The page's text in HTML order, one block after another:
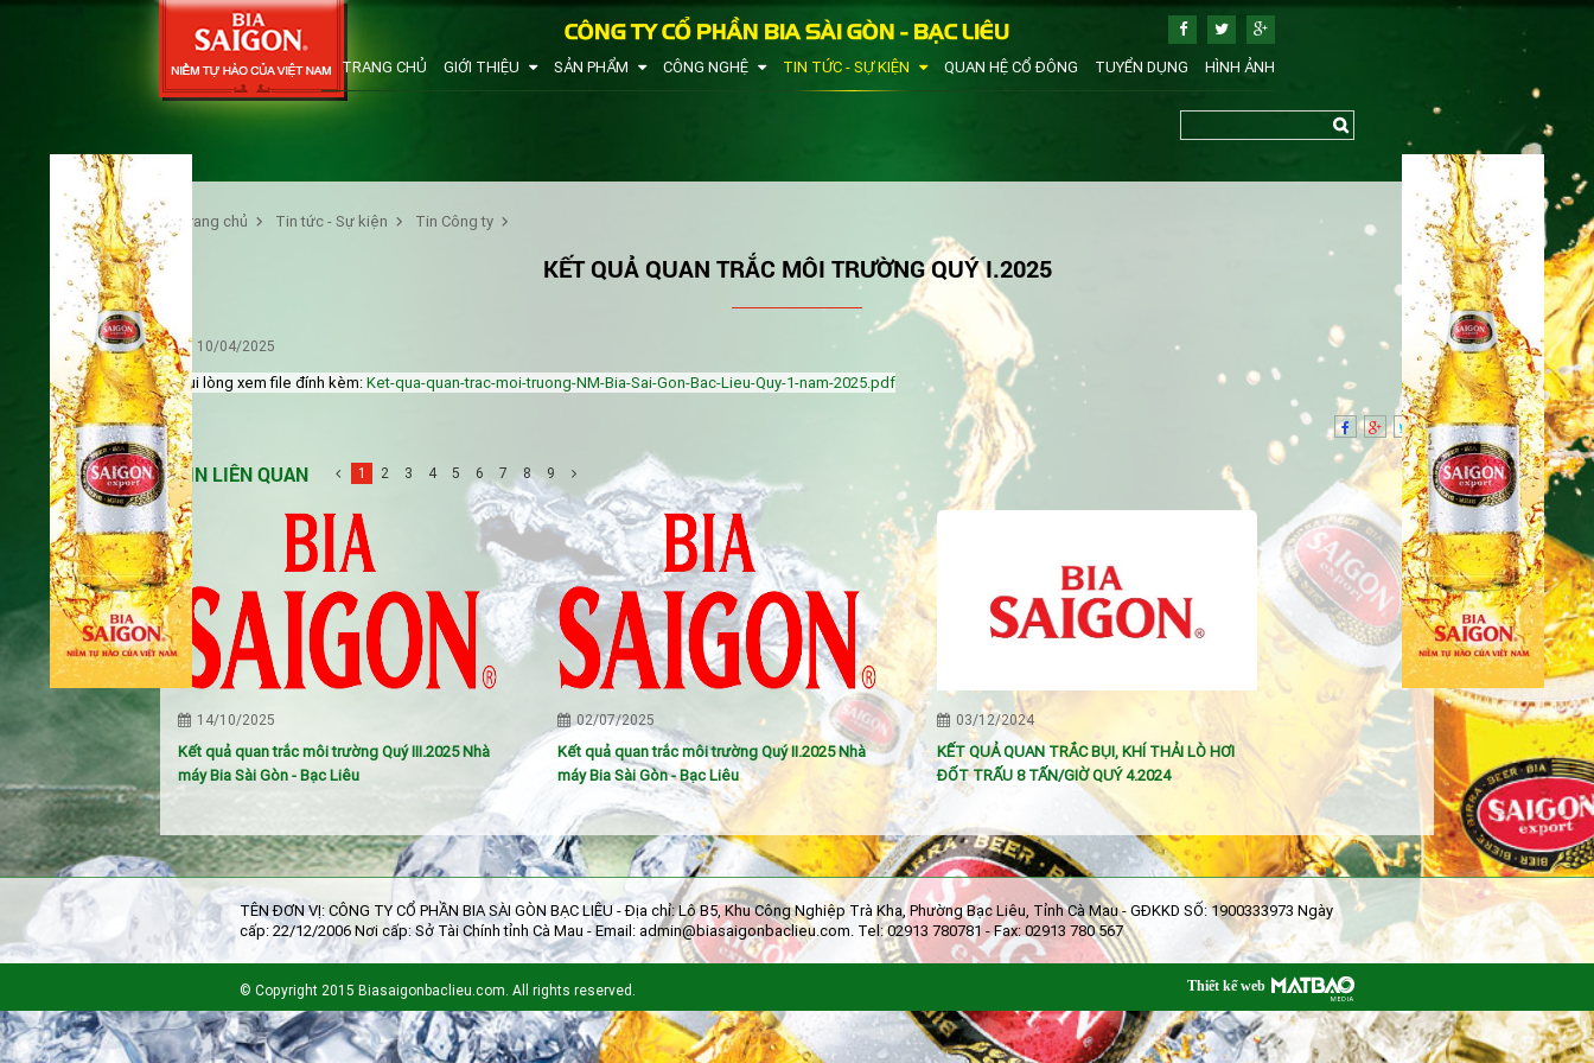
CÔNG TY CỔ PHẦN BIA SÀI GÒN - BẠC LIÊU
TRANG CHỦ GIỚI THIỆU SẢN PHẨM CÔNG NGHỆ TIN TỨC - SỰ KIỆN QUAN HỆ CỔ ĐÔNG TUYỂN DỤNG HÌNH ẢNH
Trang chủ Tin tức - Sự kiện Tin Công ty
KẾT QUẢ QUAN TRẮC MÔI TRƯỜNG QUÝ I.2025
10/04/2025
Vui lòng xem file đính kèm:Ket-qua-quan-trac-moi-truong-NM-Bia-Sai-Gon-Bac-Lieu-Quy-1-nam-2025.pdf
TIN LIÊN QUAN 1 2 3 4 5 6 7 8 9
14/10/2025
Kết quả quan trắc môi trường Quý III.2025 Nhà
máy Bia Sài Gòn - Bạc Liêu
02/07/2025
Kết quả quan trắc môi trường Quý II.2025 Nhà
máy Bia Sài Gòn - Bạc Liêu
03/12/2024
KẾT QUẢ QUAN TRẮC BỤI, KHÍ THẢI LÒ HƠI
ĐỐT TRẤU 8 TẤN/GIỜ QUÝ 4.2024
TÊN ĐƠN VỊ: CÔNG TY CỔ PHẦN BIA SÀI GÒN BẠC LIÊU-Địa chỉ: Lô B5, Khu Công Nghiệp Trà Kha, Phường Bạc Liêu, Tỉnh Cà Mau - GĐKKD SỐ: 1900333973 Ngày
cấp: 22/12/2006 Nơi cấp: Sở Tài Chính tỉnh Cà Mau - Email: admin@biasaigonbaclieu.com. Tel: 02913 780781 - Fax: 02913 780 567
© Copyright 2015 Biasaigonbaclieu.com. All rights reserved. Thiết kế web